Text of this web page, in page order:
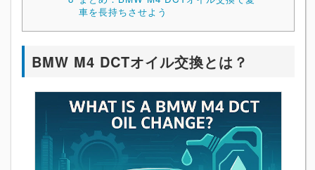
車を長持ちさせよう
BMW M4 DCTオイル交換とは？